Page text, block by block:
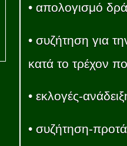
• απολογισμό
• συζήτηση για
κατά το τρέχον
• εκλογές-
• συζήτηση-